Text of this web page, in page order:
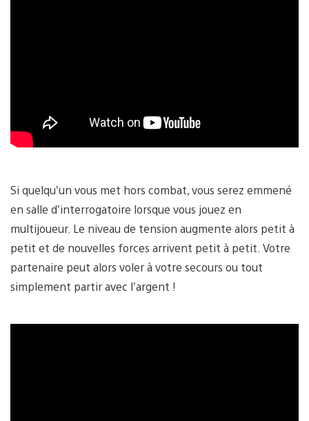
Si quelqu’un vous met hors combat, vous serez emmené
en salle d’interrogatoire lorsque vous jouez en
multijoueur. Le niveau de tension augmente alors petit à
petit et de nouvelles forces arrivent petit à petit. Votre
partenaire peut alors voler à votre secours ou tout
simplement partir avec l’argent !